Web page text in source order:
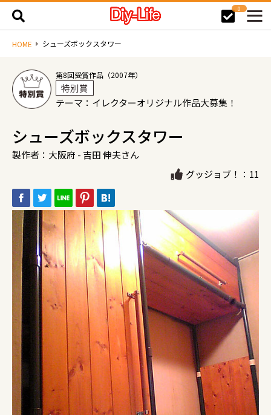
0
HOME シューズボックスタワー
第8回受賞作品（2007年）
特別賞
テーマ：イレクターオリジナル作品大募集！
シューズボックスタワー
製作者：大阪府 - 吉田 伸夫さん
グッジョブ！：11